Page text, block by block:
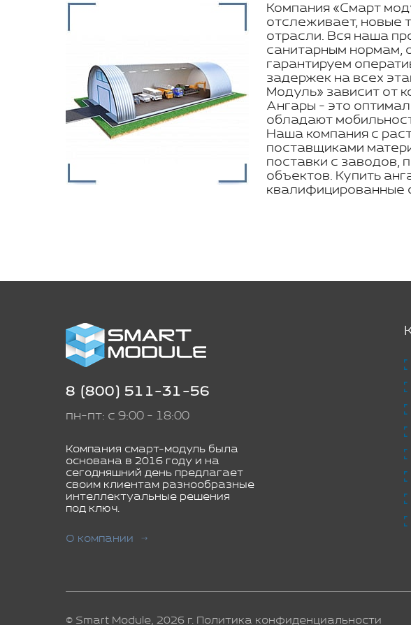
Компания «Смарт
отслеживает, новые
отрасли. Вся наша
санитарным нормам,
гарантируем
задержек на всех
Модуль» зависит от
Ангары - это
обладают
Наша компания с
поставщиками
поставки с заводов,
объектов. Купить
квалифицированные
8 (800) 511-31-56
пн-пт: с 9:00 - 18:00
Компания смарт-модуль была
основана в 2016 году и на
сегодняшний день предлагает
своим клиентам разнообразные
интеллектуальные решения
под ключ.
О компании
© Smart Module, 2026 г. Политика конфиденциальности